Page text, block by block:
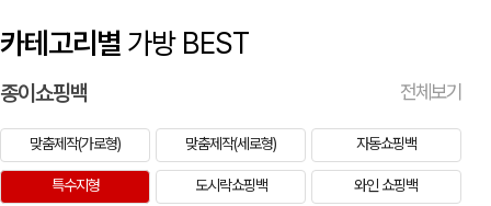
카테고리별 가방 BEST
종이쇼핑백 전체보기
맞춤제작(가로형) 맞춤제작(세로형) 자동쇼핑백
특수지형 도시락쇼핑백 와인 쇼핑백